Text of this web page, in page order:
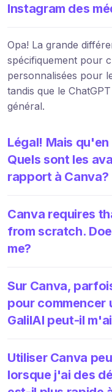
Instagram des
Opa! La grande
spécifiquement pour
personnalisées pour
tandis que le
général.
Légal! Mais
Quels sont les
rapport à Canva?
Canva requires
from scratch.
me?
Sur Canva,
pour commencer
GalilAI peut-il
Utiliser Canva
lorsque j'ai des